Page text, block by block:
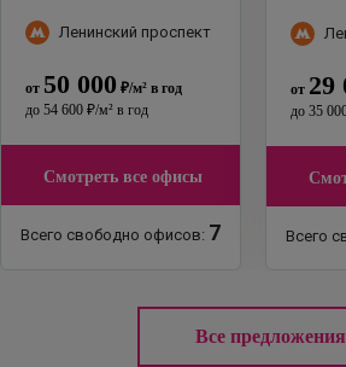
Ленинский проспект
от 50 000 ₽/м² в год
до 54 600 ₽/м² в год
Смотреть все офисы
Всего свободно офисов: 7
от 29
до 35
Всего
Все предложения